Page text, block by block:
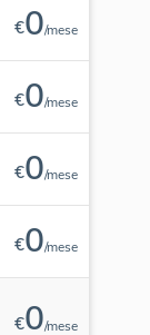
€0/mese
€0/mese
€0/mese
€0/mese
€0/mese